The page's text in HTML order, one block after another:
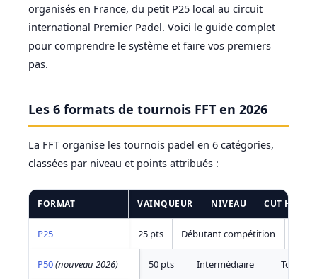
organisés en France, du petit P25 local au circuit
international Premier Padel. Voici le guide complet
pour comprendre le système et faire vos premiers
pas.
Les 6 formats de tournois FFT en 2026
La FFT organise les tournois padel en 6 catégories,
classées par niveau et points attribués :
FORMAT VAINQUEUR NIVEAU CUT
P25 25 pts Débutant compétition
P50(nouveau 2026) 50 pts Intermédiaire Top 10